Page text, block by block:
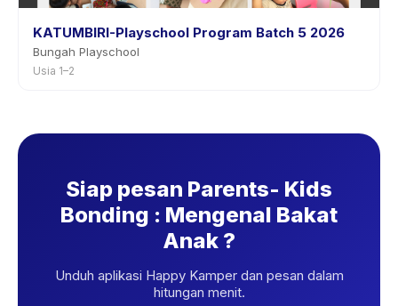
KATUMBIRI-Playschool Program Batch 5 2026
Bungah Playschool
Usia 1–2
Siap pesan Parents- Kids
Bonding : Mengenal Bakat
Anak ?
Unduh aplikasi Happy Kamper dan pesan dalam
hitungan menit.